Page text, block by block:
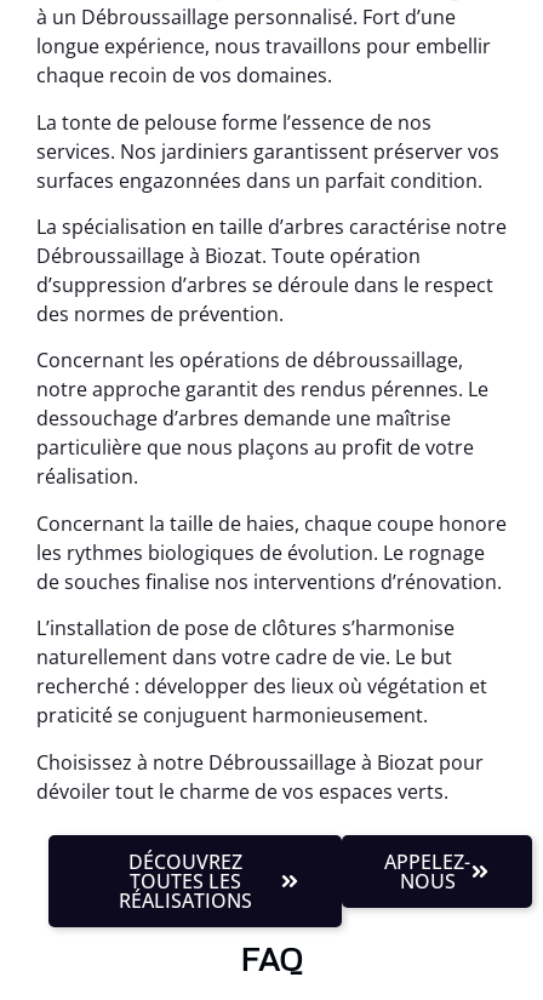
à un Débroussaillage personnalisé. Fort d’une
longue expérience, nous travaillons pour embellir
chaque recoin de vos domaines.
La tonte de pelouse forme l’essence de nos
services. Nos jardiniers garantissent préserver vos
surfaces engazonnées dans un parfait condition.
La spécialisation en taille d’arbres caractérise notre
Débroussaillage à Biozat. Toute opération
d’suppression d’arbres se déroule dans le respect
des normes de prévention.
Concernant les opérations de débroussaillage,
notre approche garantit des rendus pérennes. Le
dessouchage d’arbres demande une maîtrise
particulière que nous plaçons au profit de votre
réalisation.
Concernant la taille de haies, chaque coupe honore
les rythmes biologiques de évolution. Le rognage
de souches finalise nos interventions d’rénovation.
L’installation de pose de clôtures s’harmonise
naturellement dans votre cadre de vie. Le but
recherché : développer des lieux où végétation et
praticité se conjuguent harmonieusement.
Choisissez à notre Débroussaillage à Biozat pour
dévoiler tout le charme de vos espaces verts.
DÉCOUVREZ
TOUTES LES
RÉALISATIONS
APPELEZ-
NOUS
FAQ